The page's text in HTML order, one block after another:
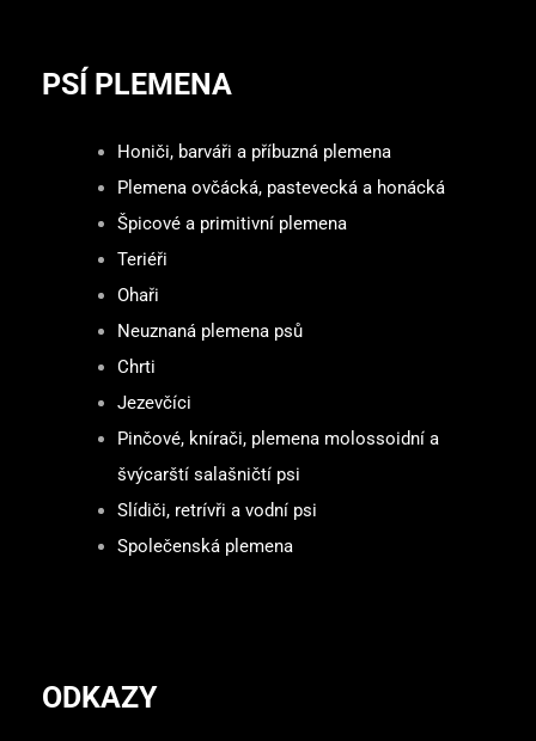
PSÍ PLEMENA
Honiči, barváři a příbuzná plemena
Plemena ovčácká, pastevecká a honácká
Špicové a primitivní plemena
Teriéři
Ohaři
Neuznaná plemena psů
Chrti
Jezevčíci
Pinčové, knírači, plemena molossoidní a
švýcarští salašničtí psi
Slídiči, retrívři a vodní psi
Společenská plemena
ODKAZY